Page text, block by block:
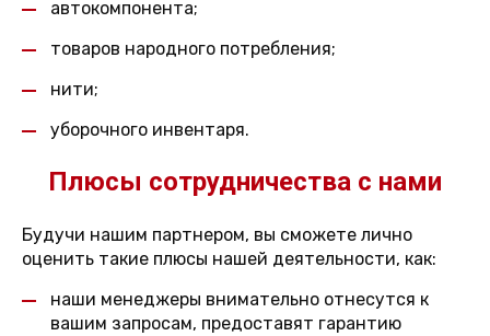
автокомпонента;
товаров народного потребления;
нити;
уборочного инвентаря.
Плюсы сотрудничества с нами
Будучи нашим партнером, вы сможете лично
оценить такие плюсы нашей деятельности, как:
наши менеджеры внимательно отнесутся к
вашим запросам, предоставят гарантию